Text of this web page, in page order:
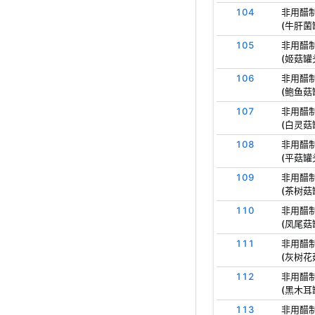
104
非用醋
(牛肝菌
105
非用醋
(姬菇罐
106
非用醋
(鲍鱼菇
107
非用醋
(白灵菇
108
非用醋
(平菇罐
109
非用醋
(茶树菇
110
非用醋
(凤尾菇
111
非用醋
(灰树花
112
非用醋
(黑木耳
113
非用醋